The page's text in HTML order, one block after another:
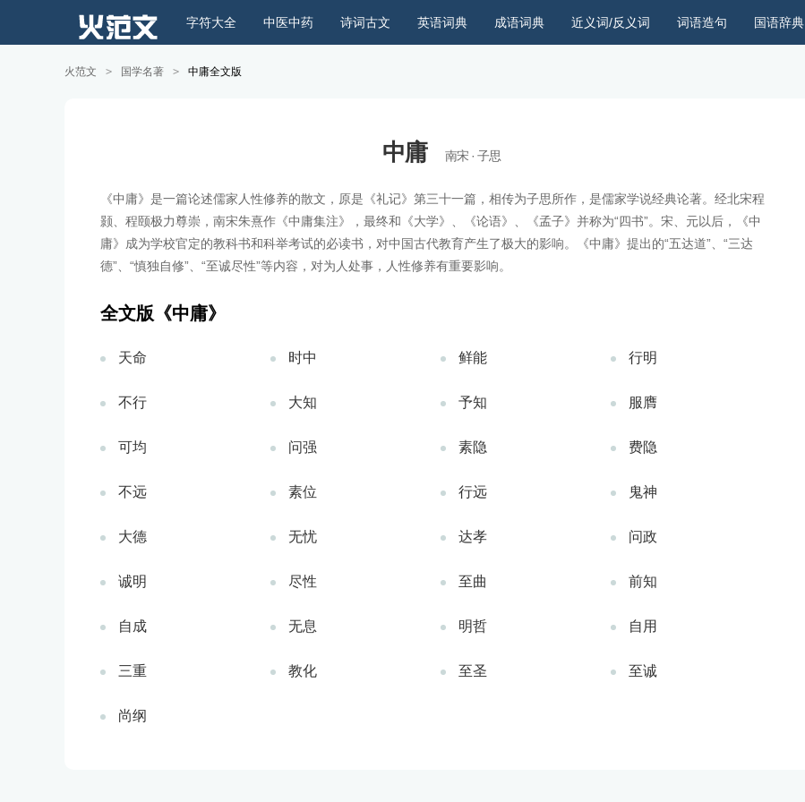
国语辞典
词语造句
近义词/反义词
成语词典
英语词典
诗词古文
中医中药
字符大全
火范文 > 国学名著 > 中庸全文版
中庸 南宋 · 子思
《中庸》是一篇论述儒家人性修养的散文，原是《礼记》第三十一篇，相传为子思所作，是儒家学说经典论著。经北宋程
颢、程颐极力尊崇，南宋朱熹作《中庸集注》，最终和《大学》、《论语》、《孟子》并称为“四书”。宋、元以后，《中
庸》成为学校官定的教科书和科举考试的必读书，对中国古代教育产生了极大的影响。《中庸》提出的“五达道”、“三达
德”、“慎独自修”、“至诚尽性”等内容，对为人处事，人性修养有重要影响。
全文版《中庸》
天命 时中 鲜能 行明
不行 大知 予知 服膺
可均 问强 素隐 费隐
不远 素位 行远 鬼神
大德 无忧 达孝 问政
诚明 尽性 至曲 前知
自成 无息 明哲 自用
三重 教化 至圣 至诚
尚纲